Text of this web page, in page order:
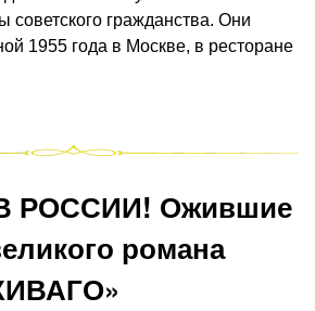
советского гражданства. Они
1955 года в Москве, в ресторане
РОССИИ! Ожившие
романа